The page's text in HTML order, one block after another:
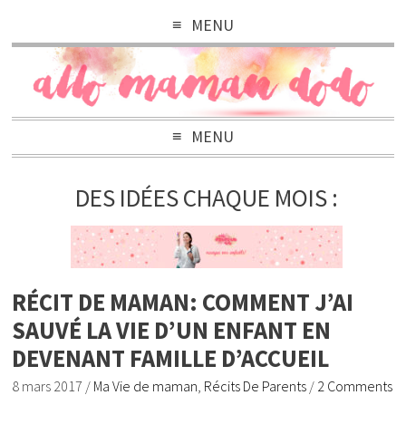
MENU
MENU
DES IDÉES CHAQUE MOIS :
RÉCIT DE MAMAN: COMMENT J’AI
SAUVÉ LA VIE D’UN ENFANT EN
DEVENANT FAMILLE D’ACCUEIL
8 mars 2017 / Ma Vie de maman Récits De Parents / 2 Comments